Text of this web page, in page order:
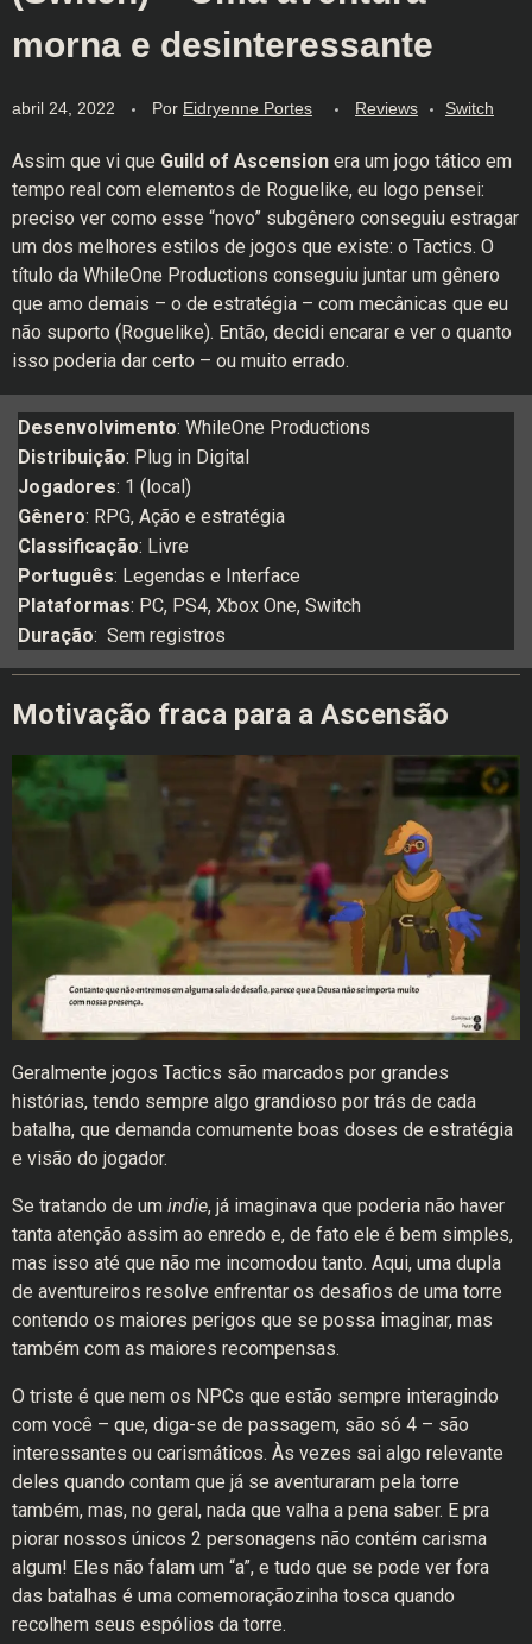
morna e desinteressante
abril 24, 2022 Por Eidryenne Portes Reviews Switch
Assim que vi que Guild of Ascension era um jogo tático em
tempo real com elementos de Roguelike, eu logo pensei:
preciso ver como esse “novo” subgênero conseguiu estragar
um dos melhores estilos de jogos que existe: o Tactics. O
título da WhileOne Productions conseguiu juntar um gênero
que amo demais – o de estratégia – com mecânicas que eu
não suporto (Roguelike). Então, decidi encarar e ver o quanto
isso poderia dar certo – ou muito errado.
Desenvolvimento: WhileOne Productions
Distribuição: Plug in Digital
Jogadores: 1 (local)
Gênero: RPG, Ação e estratégia
Classificação: Livre
Português: Legendas e Interface
Plataformas: PC, PS4, Xbox One, Switch
Duração: Sem registros
Motivação fraca para a Ascensão
Geralmente jogos Tactics são marcados por grandes
histórias, tendo sempre algo grandioso por trás de cada
batalha, que demanda comumente boas doses de estratégia
e visão do jogador.
Se tratando de um indie, já imaginava que poderia não haver
tanta atenção assim ao enredo e, de fato ele é bem simples,
mas isso até que não me incomodou tanto. Aqui, uma dupla
de aventureiros resolve enfrentar os desafios de uma torre
contendo os maiores perigos que se possa imaginar, mas
também com as maiores recompensas.
O triste é que nem os NPCs que estão sempre interagindo
com você – que, diga-se de passagem, são só 4 – são
interessantes ou carismáticos. Às vezes sai algo relevante
deles quando contam que já se aventuraram pela torre
também, mas, no geral, nada que valha a pena saber. E pra
piorar nossos únicos 2 personagens não contém carisma
algum! Eles não falam um “a”, e tudo que se pode ver fora
das batalhas é uma comemoraçãozinha tosca quando
recolhem seus espólios da torre.